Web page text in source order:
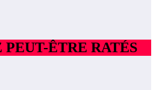
PEUT-ÊTRE RATÉS